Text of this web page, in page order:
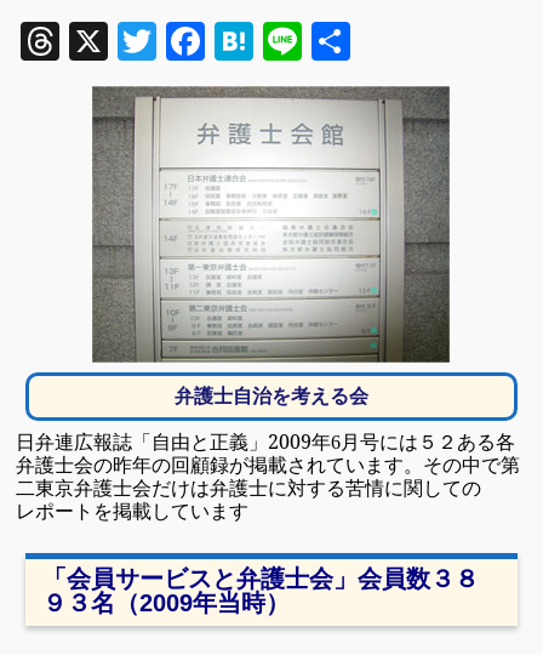
Threads
X TwitterFacebook
Hatena
Line
有
弁護士自治を考える会
日弁連広報誌「自由と正義」2009年6月号には５２ある各
弁護士会の昨年の回顧録が掲載されています。 その中で第
二東京弁護士会だけは弁護士に対する苦情に関しての
レポートを掲載しています
「会員サービスと弁護士会」会員数３８
９３名（2009年当時）